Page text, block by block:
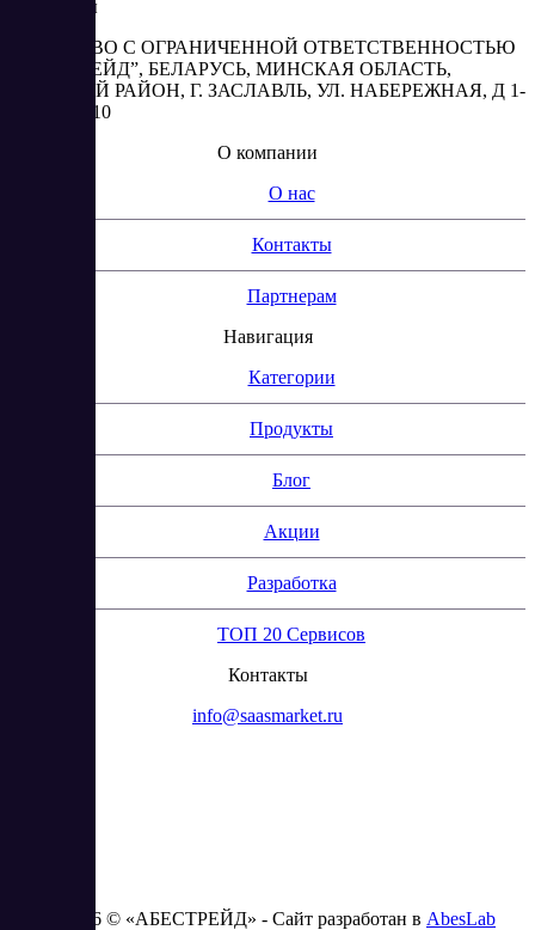
Реквизиты
ОБЩЕСТВО С ОГРАНИЧЕННОЙ ОТВЕТСТВЕННОСТЬЮ
“АБЕСТРЕЙД”, БЕЛАРУСЬ, МИНСКАЯ ОБЛАСТЬ,
МИНСКИЙ РАЙОН, Г. ЗАСЛАВЛЬ, УЛ. НАБЕРЕЖНАЯ, Д 1-
2, КОМ. 310
О компании
О нас
Контакты
Партнерам
Навигация
Категории
Продукты
Блог
Акции
Разработка
ТОП 20 Сервисов
Контакты
info@saasmarket.ru
2023 - 2026 © «АБЕСТРЕЙД» - Сайт разработан в AbesLab